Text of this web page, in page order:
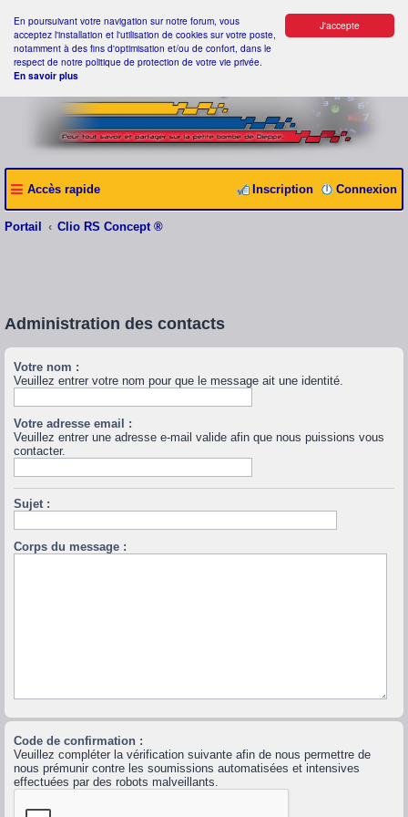
J'accepte
En poursuivant votre navigation sur notre forum, vous
acceptez l'installation et l'utilisation de cookies sur votre poste,
notamment à des fins d'optimisation et/ou de confort, dans le
respect de notre politique de protection de votre vie privée.
En savoir plus
Accès rapide Connexion
Inscription
Portail Clio RS Concept ®
Administration des contacts
Votre nom :
Veuillez entrer votre nom pour que le message ait une identité.
Votre adresse email :
Veuillez entrer une adresse e-mail valide afin que nous puissions vous
contacter.
Sujet :
Corps du message :
Code de confirmation :
Veuillez compléter la vérification suivante afin de nous permettre de
nous prémunir contre les soumissions automatisées et intensives
effectuées par des robots malveillants.